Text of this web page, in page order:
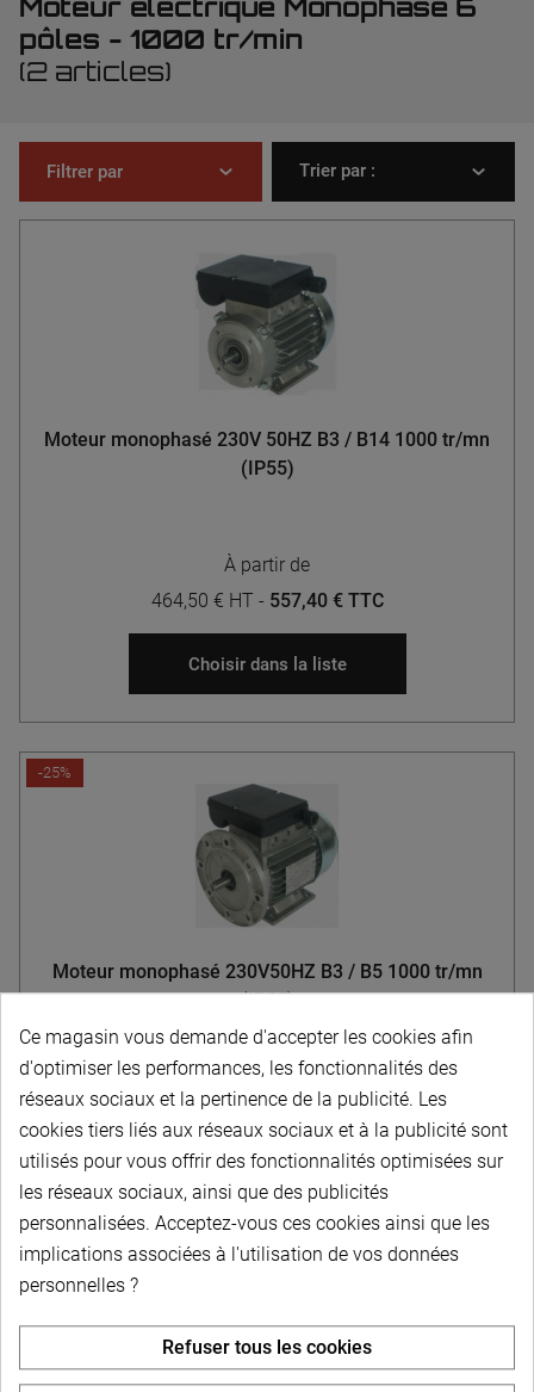
Moteur électrique Monophasé 6
pôles - 1000 tr/min
(2 articles)
Filtrer par Trier par :
Moteur monophasé 230V 50HZ B3 / B14 1000 tr/mn
(IP55)
À partir de
464,50 € HT - 557,40 € TTC
Choisir dans la liste
-25%
Moteur monophasé 230V50HZ B3 / B5 1000 tr/mn
(IP55)
À partir de
218,28 €
Choisir dans la liste
Ce magasin vous demande d'accepter les cookies afin
d'optimiser les performances, les fonctionnalités des
réseaux sociaux et la pertinence de la publicité. Les
cookies tiers liés aux réseaux sociaux et à la publicité sont
utilisés pour vous offrir des fonctionnalités optimisées sur
les réseaux sociaux, ainsi que des publicités
personnalisées. Acceptez-vous ces cookies ainsi que les
implications associées à l'utilisation de vos données
personnelles ?
Refuser tous les cookies